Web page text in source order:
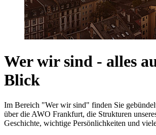
Wer wir sind - alles
Blick
Im Bereich "Wer wir sind" finden Sie
über die AWO Frankfurt, die Strukturen
Geschichte, wichtige Persönlichkeiten und